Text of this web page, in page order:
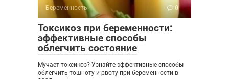
Беременность 0
Токсикоз при беременности:
эффективные способы
облегчить состояние
Мучает токсикоз? Узнайте эффективные способы
облегчить тошноту и рвоту при беременности в